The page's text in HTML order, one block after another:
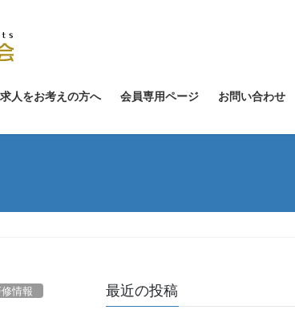
人をお考えの方へ 会員専用ページ お問い合わせ
情報 最近の投稿